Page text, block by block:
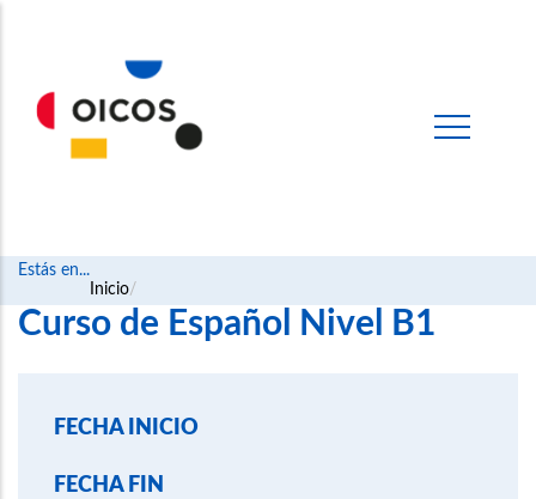
Estás en...
Ruta
de
Inicio
Curso de Español Nivel B1
FECHA INICIO
FECHA FIN